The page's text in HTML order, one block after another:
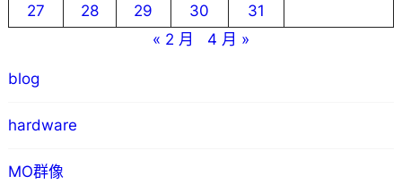
27
28 29 30
31
« 2 月
4 月 »
blog
hardware
MO群像